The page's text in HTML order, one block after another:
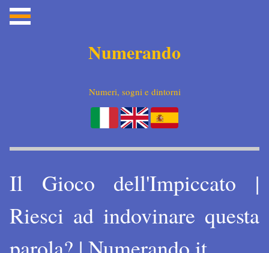
Numerando
Numeri, sogni e dintorni
Il Gioco dell'Impiccato |
Riesci ad indovinare questa